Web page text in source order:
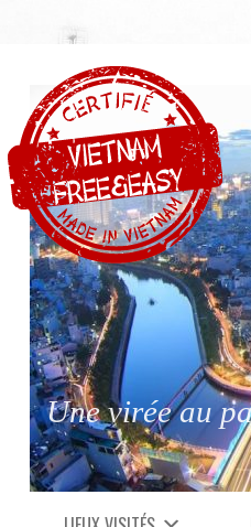
Une virée au